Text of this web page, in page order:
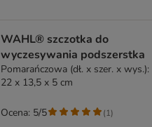
WAHL® szczotka do
wyczesywania podszerstka
Pomarańczowa (dł. x szer. x wys.):
22 x 13,5 x 5 cm
Ocena: 5/5 (1)